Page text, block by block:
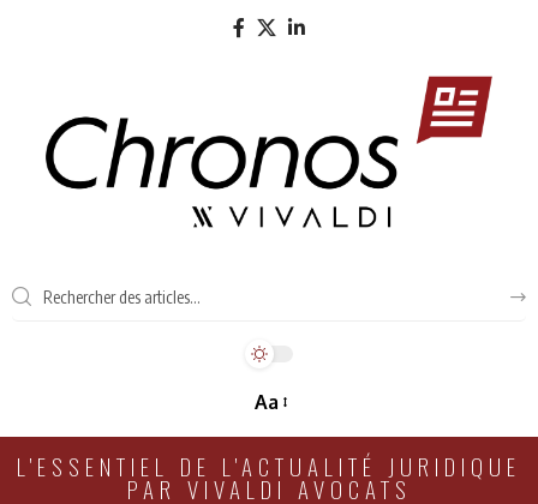
Aa
L'ESSENTIEL DE L'ACTUALITÉ JURIDIQUE
PAR VIVALDI AVOCATS